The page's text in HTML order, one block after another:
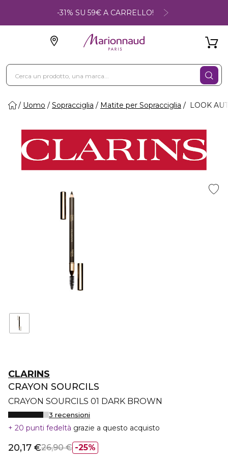
-31% SU 59€ A CARRELLO!
Uomo Sopracciglia Matite per Sopracciglia LOOK
CLARINS
CRAYON SOURCILS
CRAYON SOURCILS 01 DARK BROWN
3 recensioni
20 punti fedeltà grazie a questo acquisto
25%
20,17 €26,90 €